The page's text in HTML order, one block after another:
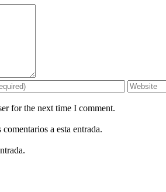
for the next time I comment.
a esta entrada.